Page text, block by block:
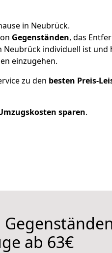
in Neubrück.
Gegenständen, das
Neubrück individuell ist und
einzugehen.
zu den besten Preis-
sparen.
ab 63€